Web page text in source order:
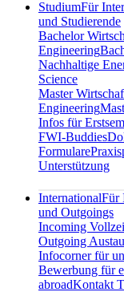
StudiumFür
und Studierende
Bachelor
Engineering
Nachhaltige
Science
Master
Engineering
Infos für
FWI-Buddies
Formulare
Unterstützung
InternationalFür
und Outgoings
Incoming
Outgoing
Infocorner für
Bewerbung für
abroadKontakt